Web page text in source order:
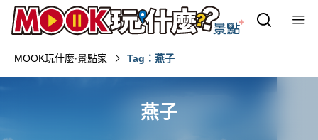
MOOK玩什麼‧景點家 Tag：燕子
燕子